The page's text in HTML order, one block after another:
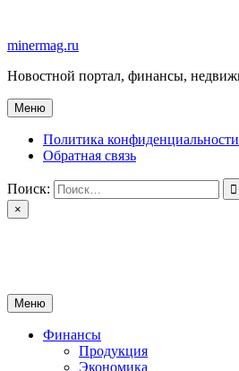
содержимому
minermag.ru
Новостной портал, финансы,
Меню
Политика конфиденциальности
Обратная связь
Поиск:
×
Меню
Финансы
Продукция
Экономика